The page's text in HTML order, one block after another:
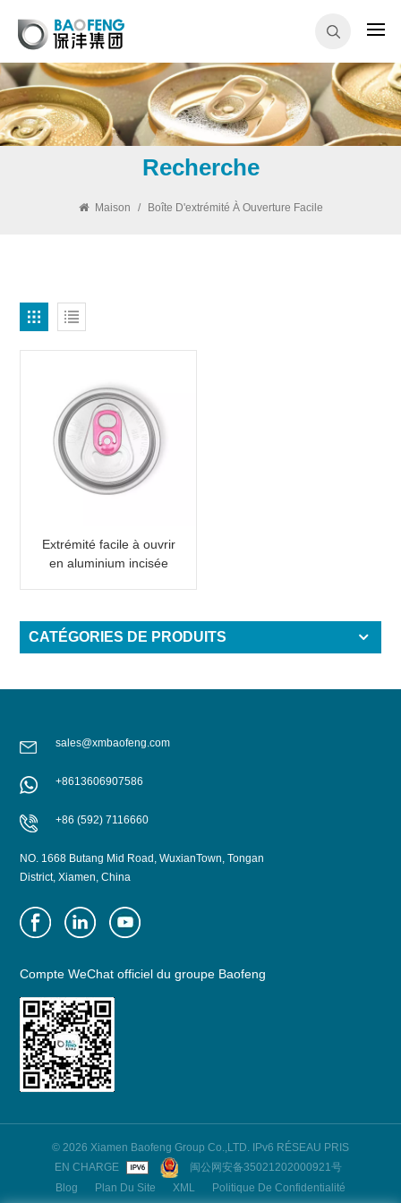
Recherche
Maison / Boîte D'extrémité À Ouverture Facile
Extrémité facile à ouvrir
en aluminium incisée
CATÉGORIES DE PRODUITS
sales@xmbaofeng.com
+8613606907586
+86 (592) 7116660
NO. 1668 Butang Mid Road, WuxianTown, Tongan
District, Xiamen, China
Compte WeChat officiel du groupe Baofeng
© 2026 Xiamen Baofeng Group Co.,LTD. IPv6 RÉSEAU PRIS
EN CHARGE
闽公网安备35021202000921号
Blog
Plan Du Site XML Politique De Confidentialité